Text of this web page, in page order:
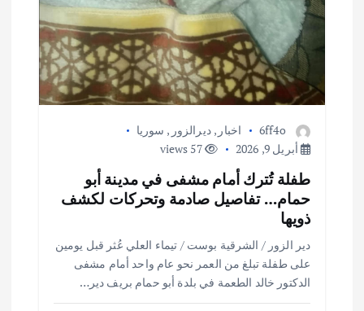
6ff4o اخبار ,ديرالزور , سوريا
أبريل 9, 2026
57 views
طفلة تُترك أمام مشفى في مدينة أبو
حمام… تفاصيل صادمة وتحركات لكشف
ذويها
دير الزور / الشرقية بوست / تيماء العلي عُثر قبل يومين
على طفلة تبلغ من العمر نحو عام واحد أمام مشفى
الدكتور خالد الطعمة في بلدة أبو حمام بريف دير…